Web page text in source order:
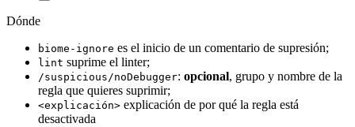
Dónde
biome-ignore es el inicio de un comentario de supresión;
lint suprime el linter;
/suspicious/noDebugger: opcional, grupo y nombre de la
regla que quieres suprimir;
<explicación> explicación de por qué la regla está
desactivada